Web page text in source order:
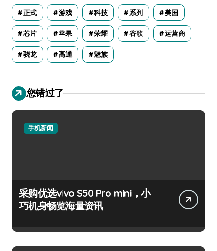
正式 游戏 科技 系列 美国
芯片 苹果 荣耀 谷歌 运营商
骁龙 高通 魅族
您错过了
手机新闻
采购优选vivo S50 Pro mini，小
巧机身畅览海量资讯